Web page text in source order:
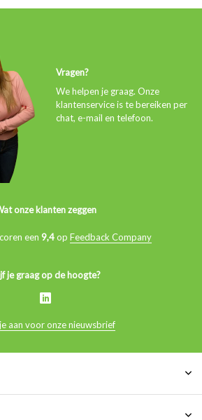
Vragen?
We helpen je graag. Onze
klantenservice is te bereiken per
chat, e-mail en telefoon.
onze klanten zeggen
een 9,4op Feedback Company
je graag op de hoogte?
aan voor onze nieuwsbrief